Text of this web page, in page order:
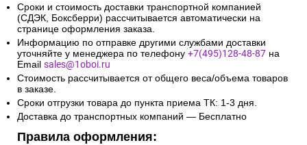
Сроки и стоимость доставки транспортной компанией
(СДЭК, Боксберри) рассчитывается автоматически на
странице оформления заказа.
Информацию по отправке другими службами доставки
уточняйте у менеджера по телефону +7(495)128-48-87 на
Email sales@1oboi.ru
Стоимость рассчитывается от общего веса/объема товаров
в заказе.
Сроки отгрузки товара до пункта приема ТК: 1-3 дня.
Доставка до транспортных компаний — Бесплатно
Правила оформления: